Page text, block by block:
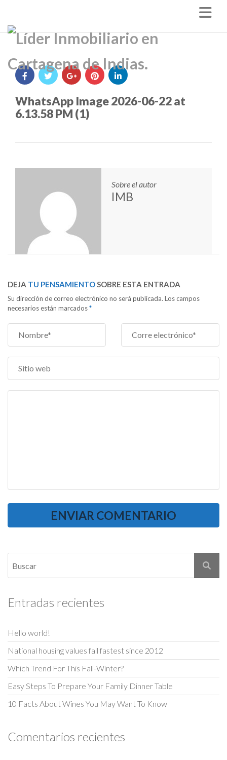
WhatsApp Image 2026-06-22 at
6.13.58 PM (1)
Sobre el autor
IMB
DEJA TU PENSAMIENTOSOBRE ESTA ENTRADA
Su dirección de correo electrónico no será publicada. Los campos
necesarios están marcados*
Entradas recientes
Hello world!
National housing values fall fastest since 2012
Which Trend For This Fall-Winter?
Easy Steps To Prepare Your Family Dinner Table
10 Facts About Wines You May Want To Know
Comentarios recientes